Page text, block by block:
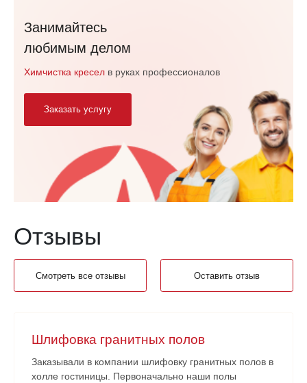
Занимайтесь
любимым делом
Химчистка кресел в руках профессионалов
Заказать услугу
Отзывы
Смотреть все отзывы Оставить отзыв
Шлифовка гранитных полов
Заказывали в компании шлифовку гранитных полов в
холле гостиницы. Первоначально наши полы